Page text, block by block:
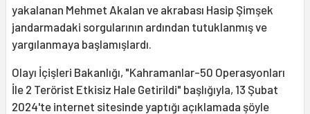
yakalanan Mehmet Akalan ve akrabası Hasip Şimşek
jandarmadaki sorgularının ardından tutuklanmış ve
yargılanmaya başlamışlardı.
Olayı İçişleri Bakanlığı, "Kahramanlar-50 Operasyonları
İle 2 Terörist Etkisiz Hale Getirildi" başlığıyla, 13 Şubat
2024'te internet sitesinde yaptığı açıklamada şöyle